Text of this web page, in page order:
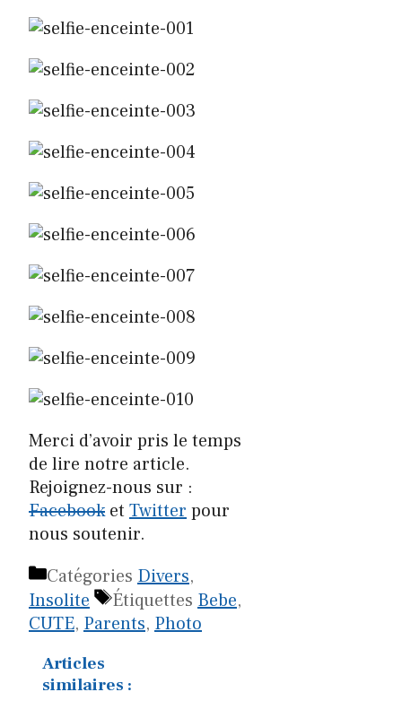
Merci d’avoir pris le temps
de lire notre article.
Rejoignez-nous sur :
Facebooket Twitter pour
nous soutenir.
Catégories Divers,
Insolite
Étiquettes Bebe,
CUTE, Parents, Photo
Articles
similaires :